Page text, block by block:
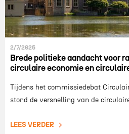
2/7/2026
Brede politieke aandacht voor
circulaire economie en
Tijdens het commissiedebat
stond de versnelling van de
LEES VERDER